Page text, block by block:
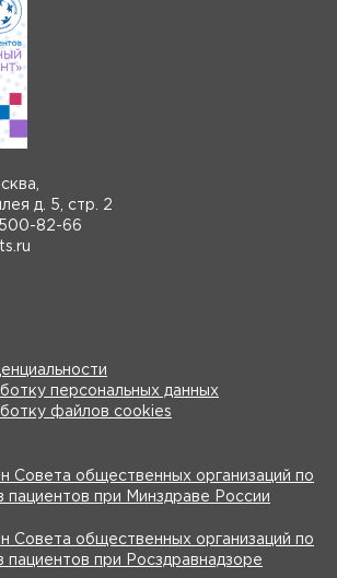
д. 5, стр. 2
82-66
персональных данных
файлов cookies
Совета общественных организаций по
пациентов при Минздраве России
Совета общественных организаций по
пациентов при Росздравнадзоре